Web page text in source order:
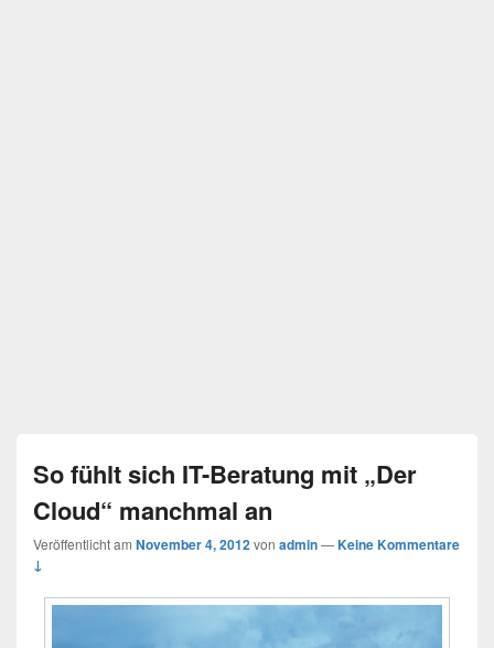
So fühlt sich IT-Beratung mit „Der
Cloud“ manchmal an
Veröffentlicht am November 4, 2012von admin—Keine Kommentare
↓